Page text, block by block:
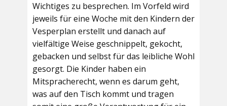
Wichtiges zu besprechen. Im Vorfeld wird
jeweils für eine Woche mit den Kindern der
Vesperplan erstellt und danach auf
vielfältige Weise geschnippelt, gekocht,
gebacken und selbst für das leibliche Wohl
gesorgt. Die Kinder haben ein
Mitspracherecht, wenn es darum geht,
was auf den Tisch kommt und tragen